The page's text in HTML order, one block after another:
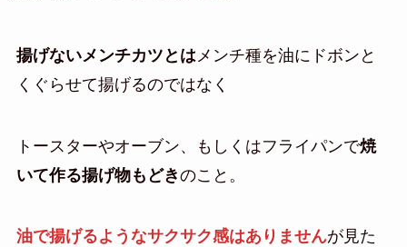
揚げないメンチカツとは メンチ種を油にドボンと
くぐらせて揚げるのではなく
トースターやオーブン、もしくはフライパンで焼
いて作る揚げ物もどきのこと。
油で揚げるようなサクサク感はありませんが見た